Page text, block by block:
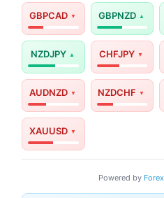
GBPCAD GBPNZD
NZDJPY CHFJPY
AUDNZD NZDCHF
XAUUSD
Powered by